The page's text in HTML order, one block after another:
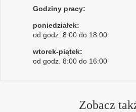
Godziny pracy:
poniedziałek:
od godz. 8:00 do 18:00
wtorek-piątek:
od godz. 8:00 do 16:00
Zobacz